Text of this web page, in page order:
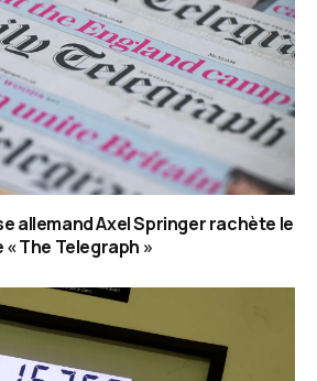
allemand Axel Springer rachète le
The Telegraph »